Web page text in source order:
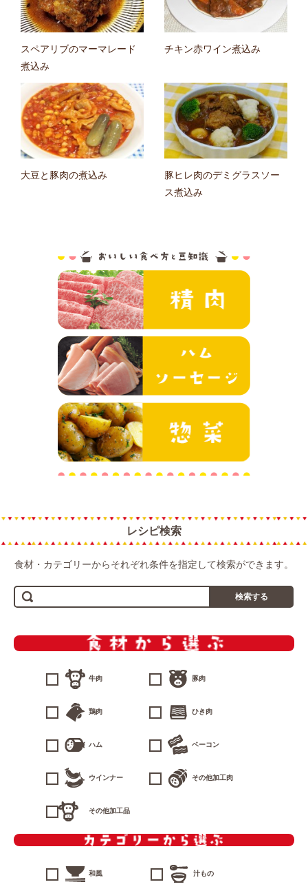
スペアリブのマーマレード
煮込み
チキン赤ワイン煮込み
大豆と豚肉の煮込み
豚ヒレ肉のデミグラスソー
ス煮込み
レシピ検索
食材・カテゴリーからそれぞれ条件を指定して検索ができます。
検索する
牛肉 豚肉
鶏肉 ひき肉
ハム ベーコン
ウインナー その他加工肉
その他加工品
和風 汁もの